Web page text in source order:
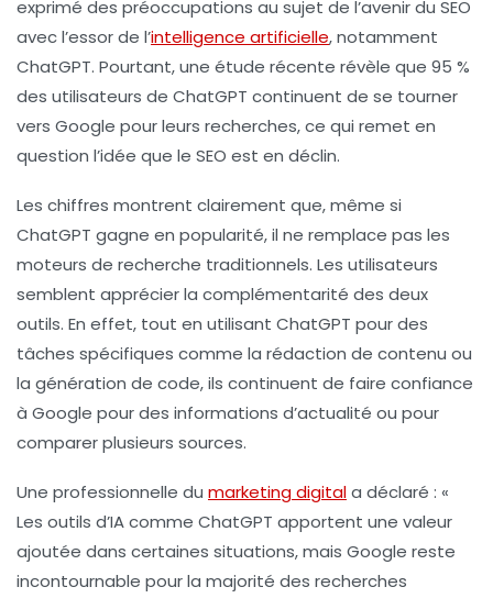
exprimé des préoccupations au sujet de l’avenir du SEO
avec l’essor de l’intelligence artificielle, notamment
ChatGPT. Pourtant, une étude récente révèle que 95 %
des utilisateurs de ChatGPT continuent de se tourner
vers Google pour leurs recherches, ce qui remet en
question l’idée que le SEO est en déclin.
Les chiffres montrent clairement que, même si
ChatGPT gagne en popularité, il ne remplace pas les
moteurs de recherche traditionnels. Les utilisateurs
semblent apprécier la complémentarité des deux
outils. En effet, tout en utilisant ChatGPT pour des
tâches spécifiques comme la rédaction de contenu ou
la génération de code, ils continuent de faire confiance
à Google pour des informations d’actualité ou pour
comparer plusieurs sources.
Une professionnelle du marketing digitala déclaré : «
Les outils d’IA comme ChatGPT apportent une valeur
ajoutée dans certaines situations, mais Google reste
incontournable pour la majorité des recherches